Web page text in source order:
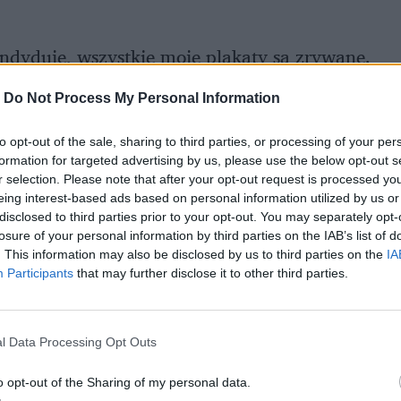
Do Not Process My Personal Information
opt-out of the sale, sharing to third parties, or processing of your
for targeted advertising by us, please use the below opt-out
selection. Please note that after your opt-out request is processed
interest-based ads based on personal information utilized by us
to third parties prior to your opt-out. You may separately
of your personal information by third parties on the IAB’s list of
This information may also be disclosed by us to third parties on the
Participants that may further disclose it to other third parties.
Data Processing Opt Outs
opt-out of the Sharing of my personal data.
wszystkie moje plakaty są zrywane.
z piątego miejsca, z panem prezesem –
i Sprawiedliwości.
gdy tylko Pawłowicz próbowała
acz stanowczym „ciiii”. Posłanka
prezes Kaczyński udzielił Pawłowicz
na liście wyborczej PiS. Jest
startując ze swojego okręgu.